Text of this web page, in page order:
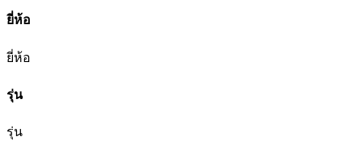
ยี่ห้อ
ยี่ห้อ
รุ่น
รุ่น